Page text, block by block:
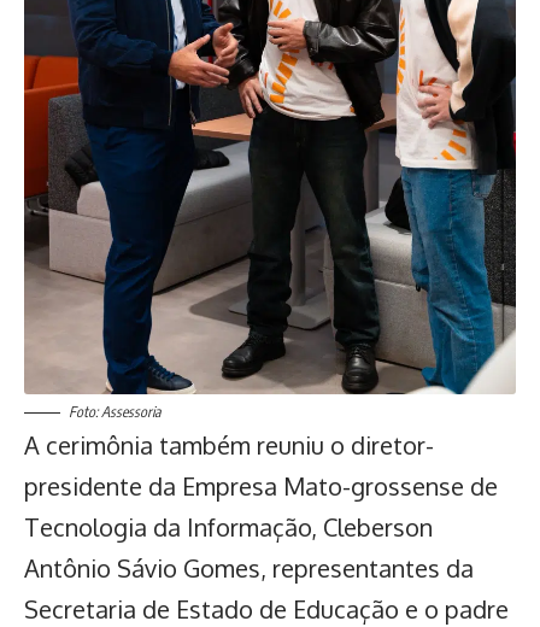
Foto: Assessoria
A cerimônia também reuniu o diretor-
presidente da Empresa Mato-grossense de
Tecnologia da Informação, Cleberson
Antônio Sávio Gomes, representantes da
Secretaria de Estado de Educação e o padre